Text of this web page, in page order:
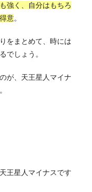
強く、自分はもちろ
意。
をまとめて、時には
でしょう。
が、天王星人マイナ
王星人マイナスです